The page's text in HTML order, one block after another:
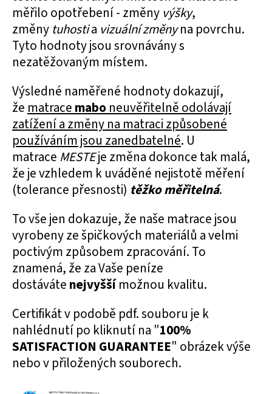
měřilo opotřebení - změny výšky,
změny tuhostia vizuální změny na povrchu.
Tyto hodnoty jsou srovnávány s
nezatěžovaným místem.
Výsledné naměřené hodnoty dokazují,
že matrace mabo neuvěřitelně odolávají
zatížení a změny na matraci způsobené
používáním jsou zanedbatelné. U
matrace MESTEje změna dokonce tak malá,
že je vzhledem k uváděné nejistotě měření
(tolerance přesnosti) těžko měřitelná.
To vše jen dokazuje, že naše matrace jsou
vyrobeny ze špičkových materiálů a velmi
poctivým způsobem zpracování. To
znamená, že za Vaše peníze
dostáváte nejvyšší možnou kvalitu.
Certifikát v podobě pdf. souboru je k
nahlédnutí po kliknutí na "100%
SATISFACTION GUARANTEE" obrázek výše
nebo v přiložených souborech.